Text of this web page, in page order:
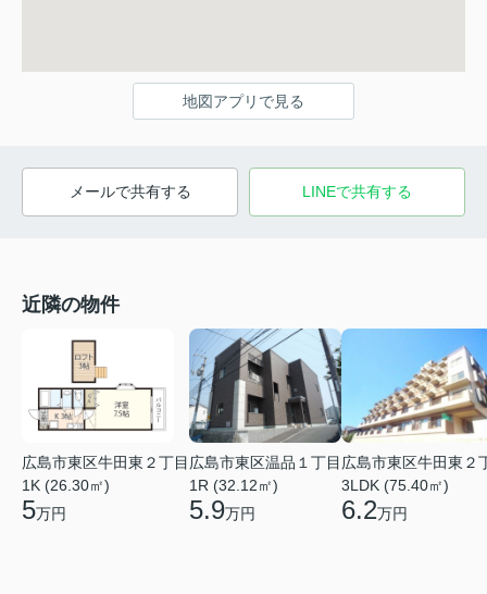
地図アプリで見る
メールで共有する LINEで共有する
近隣の物件
広島市東区牛田東２丁目
1K (26.30㎡)
5万円
広島市東区温品１丁目
1R (32.12㎡)
5.9万円
広島市東区牛田東２
3LDK (75.40㎡)
6.2万円